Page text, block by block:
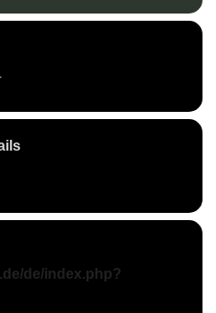
de/index.php?